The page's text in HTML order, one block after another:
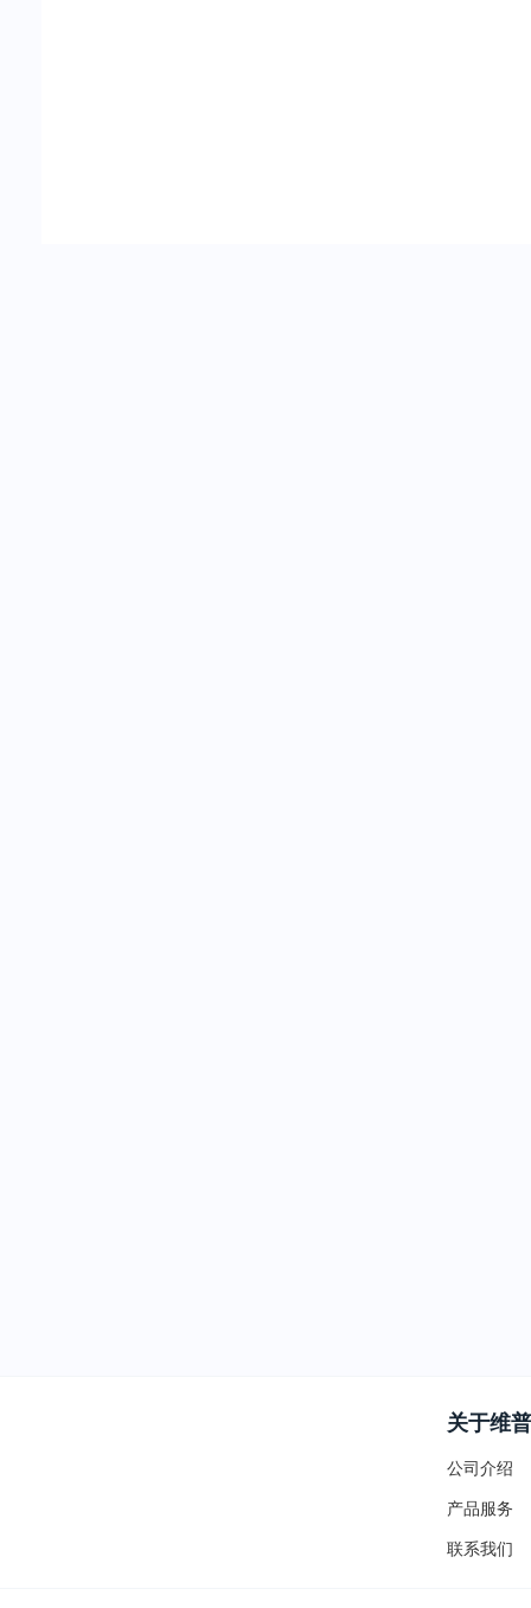
关于维普
公司介绍
产品服务
联系我们